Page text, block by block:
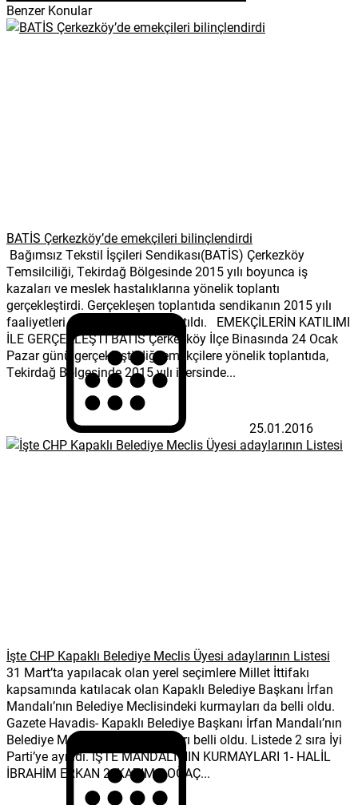
Benzer Konular
BATİS Çerkezköy’de emekçileri bilinçlendirdi
Bağımsız Tekstil İşçileri Sendikası(BATİS) Çerkezköy
Temsilciliği, Tekirdağ Bölgesinde 2015 yılı boyunca iş
kazaları ve meslek hastalıklarına yönelik toplantı
gerçekleştirdi. Gerçekleşen toplantıda sendikanın 2015 yılı
faaliyetleri de katılımcılara anlatıldı. EMEKÇİLERİN KATILIMI
İLE GERÇEKLEŞTİ BATİS Çerkezköy İlçe Binasında 24 Ocak
Pazar günü gerçekleştirdiği emekçilere yönelik toplantıda,
Tekirdağ Bölgesinde 2015 yılı içersinde...
25.01.2016
İşte CHP Kapaklı Belediye Meclis Üyesi adaylarının Listesi
31 Mart’ta yapılacak olan yerel seçimlere Millet İttifakı
kapsamında katılacak olan Kapaklı Belediye Başkanı İrfan
Mandalı’nın Belediye Meclisindeki kurmayları da belli oldu.
Gazete Havadis- Kapaklı Belediye Başkanı İrfan Mandalı’nın
Belediye Meclisindeki kurmayları belli oldu. Listede 2 sıra İyi
Parti’ye ayrıldı. İŞTE MANDALI’NIN KURMAYLARI 1- HALİL
İBRAHİM ERKAN 2- KAZIM DOĞAÇ...